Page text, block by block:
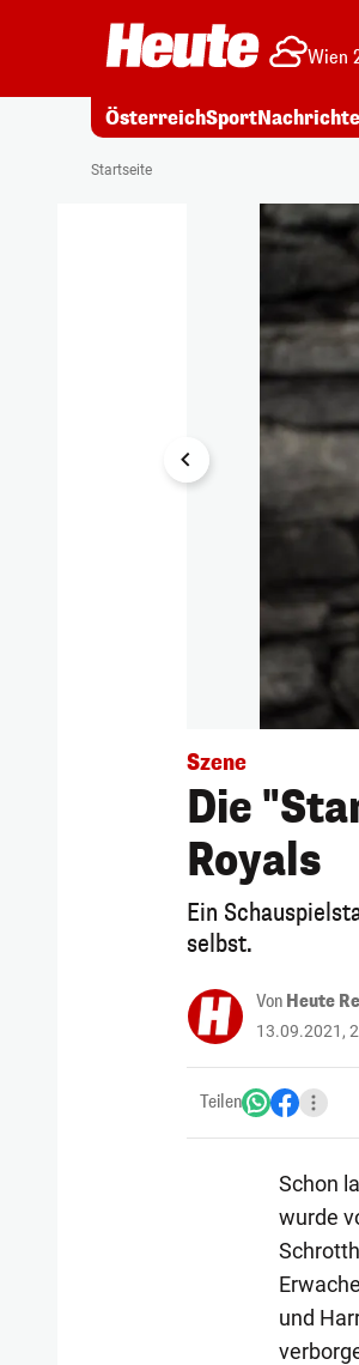
Wien
ÖsterreichSport
Startseite
Szene
Die
Royals
Ein
selbst.
Von Heute
13.09.2021,
Teilen
Schon
wurde
und